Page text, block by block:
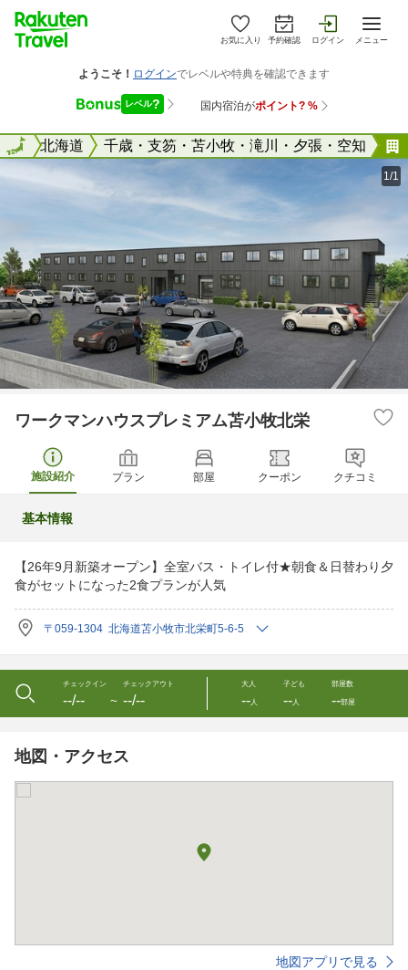
お気に入り 予約確認 ログイン メニュー
全国北海道 千歳・支笏・苫小牧・滝川・夕張・空知
全国
1/1
ワークマンハウスプレミアム苫小牧北栄
施設紹介 プラン 部屋 クーポン クチコミ
基本情報
【26年9月新築オープン】全室バス・トイレ付★朝食＆日替わり夕
食がセットになった2食プランが人気
〒059-1304 北海道苫小牧市北栄町5-6-5
チェックイン
--/-- 〜
チェックアウト
--/--
大人
--人
子ども
--人
部屋数
--部屋
地図・アクセス
地図アプリで見る